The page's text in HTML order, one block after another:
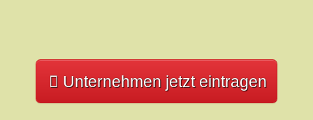
Unternehmen jetzt eintragen